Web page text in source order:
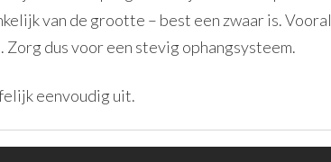
van de grootte – best een zwaar is. Vooral
dus voor een stevig ophangsysteem.
eenvoudig uit.